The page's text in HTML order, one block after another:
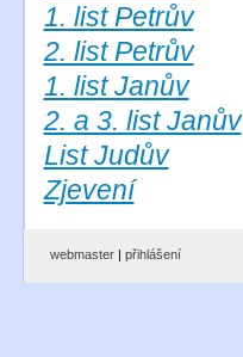
1. list Petrův
2. list Petrův
1. list Janův
2. a 3. list Janův
List Judův
Zjevení
webmaster| přihlášení